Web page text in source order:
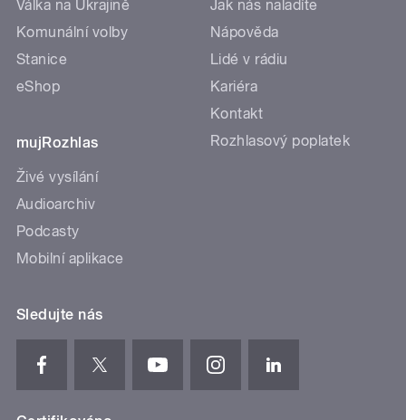
Válka na Ukrajině
Komunální volby
Stanice
eShop
mujRozhlas
Živé vysílání
Audioarchiv
Podcasty
Mobilní aplikace
Jak nás naladíte
Nápověda
Lidé v rádiu
Kariéra
Kontakt
Rozhlasový poplatek
Sledujte nás